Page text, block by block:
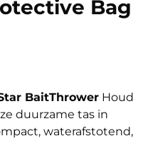
Bag
BaitThrower Houd
duurzame tas in
waterafstotend,